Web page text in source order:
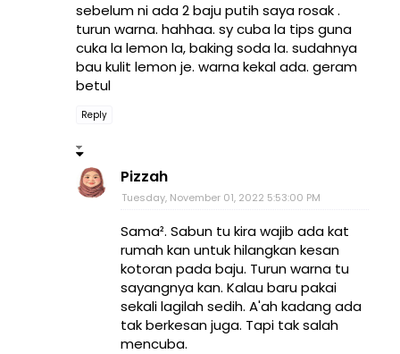
sebelum ni ada 2 baju putih saya rosak .
turun warna. hahhaa. sy cuba la tips guna
cuka la lemon la, baking soda la. sudahnya
bau kulit lemon je. warna kekal ada. geram
betul
Reply
Pizzah
Tuesday, November 01, 2022 5:53:00 PM
Sama². Sabun tu kira wajib ada kat
rumah kan untuk hilangkan kesan
kotoran pada baju. Turun warna tu
sayangnya kan. Kalau baru pakai
sekali lagilah sedih. A'ah kadang ada
tak berkesan juga. Tapi tak salah
mencuba.